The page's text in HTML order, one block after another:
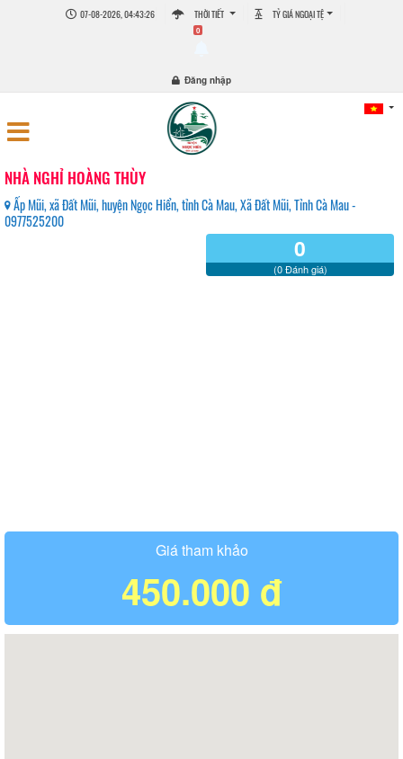
07-08-2026, 04:43:26 THỜI TIẾT TỶ GIÁ NGOẠI TỆ
0
Đăng nhập
NHÀ NGHỈ HOÀNG THÙY
Ấp Mũi, xã Đất Mũi, huyện Ngọc Hiển, tỉnh Cà Mau, Xã Đất Mũi, Tỉnh Cà Mau -
0977525200
0
(0 Đánh giá)
Giá tham khảo
450.000 đ